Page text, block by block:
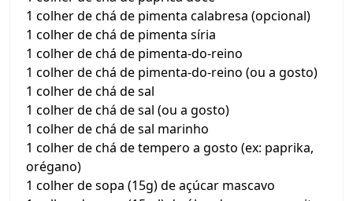
1 colher de chá de pimenta calabresa (opcional)
1 colher de chá de pimenta síria
1 colher de chá de pimenta-do-reino
1 colher de chá de pimenta-do-reino (ou a gosto)
1 colher de chá de sal
1 colher de chá de sal (ou a gosto)
1 colher de chá de sal marinho
1 colher de chá de tempero a gosto (ex: paprika,
orégano)
1 colher de sopa (15g) de açúcar mascavo